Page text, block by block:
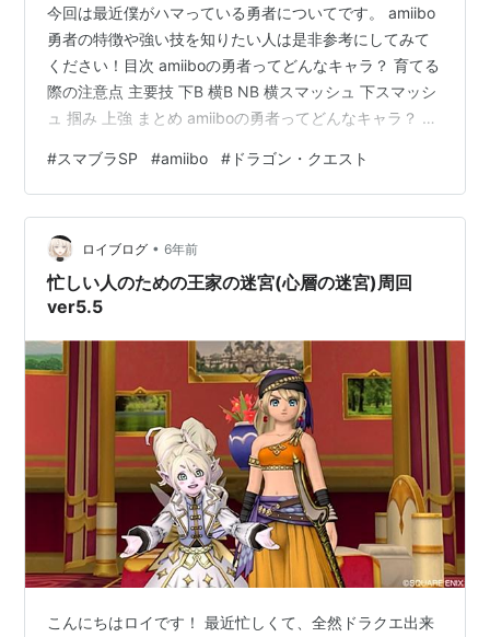
今回は最近僕がハマっている勇者についてです。 amiibo
勇者の特徴や強い技を知りたい人は是非参考にしてみて
ください！目次 amiiboの勇者ってどんなキャラ？ 育てる
際の注意点 主要技 下B 横B NB 横スマッシュ 下スマッシ
ュ 掴み 上強 まとめ amiiboの勇者ってどんなキャラ？ 自
撃しつつ相手が攻めてきたらスマッシュで迎撃するのが
強いキャラだと思います。ジャストシールドを覚えさせ
ればスマッシュを当てる回数が増えるのでおすすめで
す。 僕が作ったキャラランクではB+にしています。 育
てる際の注意点 人間と違ってamiiboはMP管理が…
#スマブラSP #amiibo # ドラゴン・クエスト
ロイブログ • 6年前
忙しい人のための王家の迷宮(心層の迷宮)周回
ver5.5
こんにちはロイです！ 最近忙しくて、全然ドラクエ出来